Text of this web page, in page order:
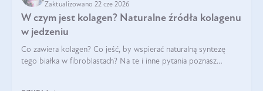
Zaktualizowano 22 cze 2026
W czym jest kolagen? Naturalne źródła kolagenu
w jedzeniu
Co zawiera kolagen? Co jeść, by wspierać naturalną syntezę
tego białka w fibroblastach? Na te i inne pytania poznasz